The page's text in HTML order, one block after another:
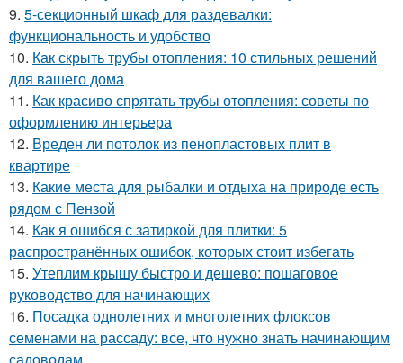
9. 5-секционный шкаф для раздевалки:
функциональность и удобство
10. Как скрыть трубы отопления: 10 стильных решений
для вашего дома
11. Как красиво спрятать трубы отопления: советы по
оформлению интерьера
12. Вреден ли потолок из пенопластовых плит в
квартире
13. Какие места для рыбалки и отдыха на природе есть
рядом с Пензой
14. Как я ошибся с затиркой для плитки: 5
распространённых ошибок, которых стоит избегать
15. Утеплим крышу быстро и дешево: пошаговое
руководство для начинающих
16. Посадка однолетних и многолетних флоксов
семенами на рассаду: все, что нужно знать начинающим
садоводам